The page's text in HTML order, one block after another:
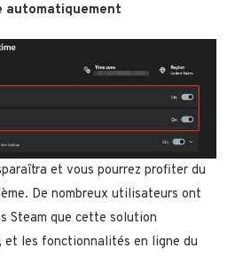
automatiquement
et vous pourrez profiter du
De nombreux utilisateurs ont
Steam que cette solution
les fonctionnalités en ligne du